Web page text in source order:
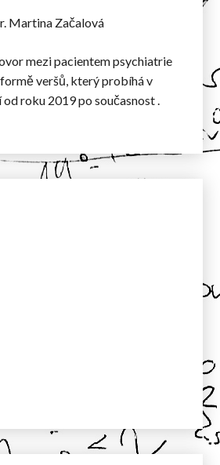
Martina Začalová
mezi pacientem psychiatrie
veršů, který probíhá v
roku 2019 po současnost .